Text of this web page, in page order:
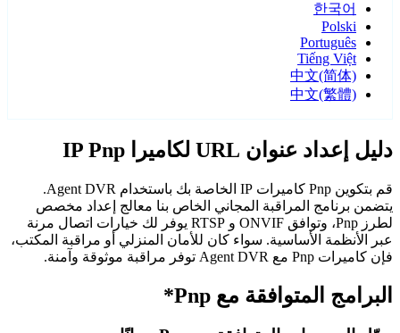
한국어
Polski
Português
Tiếng Việt
中文(简体)
中文(繁體)
دليل إعداد عنوان URL لكاميرا IP Pnp
قم بتكوين Pnp كاميرات IP الخاصة بك باستخدام Agent DVR.
يتضمن برنامج المراقبة المجاني الخاص بنا معالج إعداد مخصص
لطرز Pnp، وتوافق ONVIF و RTSP يوفر لك خيارات اتصال مرنة
عبر الأنظمة الأساسية. سواء كان للأمان المنزلي أو مراقبة المكتب،
فإن كاميرات Pnp مع Agent DVR توفر مراقبة موثوقة وآمنة.
البرامج المتوافقة مع Pnp*